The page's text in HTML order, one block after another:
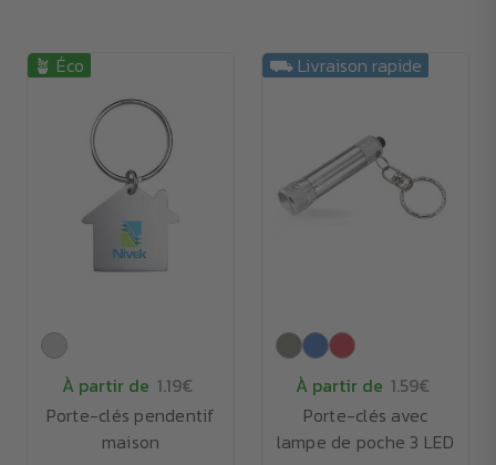
🪴 Éco
À partir de 1.19€
Porte-clés pendentif
maison
⛟ Livraison rapide
À partir de 1.59€
Porte-clés avec
lampe de poche 3 LED